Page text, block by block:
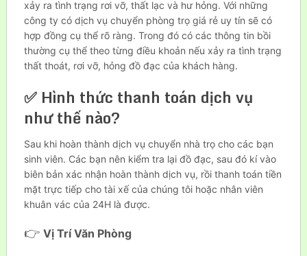
xảy ra tình trạng rơi vỡ, thất lạc và hư hỏng. Với những
công ty có dịch vụ chuyển phòng trọ giá rẻ uy tín sẽ có
hợp đồng cụ thể rõ ràng. Trong đó có các thông tin bồi
thường cụ thể theo từng điều khoản nếu xảy ra tình trạng
thất thoát, rơi vỡ, hỏng đồ đạc của khách hàng.
✅ Hình thức thanh toán dịch vụ
như thế nào?
Sau khi hoàn thành dịch vụ chuyển nhà trọ cho các bạn
sinh viên. Các bạn nên kiểm tra lại đồ đạc, sau đó kí vào
biên bản xác nhận hoàn thành dịch vụ, rồi thanh toán tiền
mặt trực tiếp cho tài xế của chúng tôi hoặc nhân viên
khuân vác của 24H là được.
👉 Vị Trí Văn Phòng